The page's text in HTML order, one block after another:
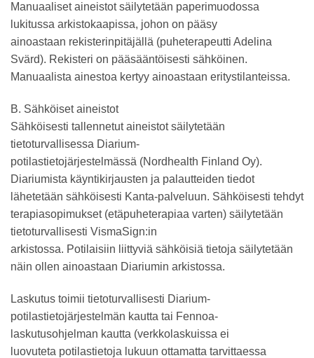
Manuaaliset aineistot säilytetään paperimuodossa
lukitussa arkistokaapissa, johon on pääsy
ainoastaan rekisterinpitäjällä (puheterapeutti Adelina
Svärd). Rekisteri on pääsääntöisesti sähköinen.
Manuaalista ainestoa kertyy ainoastaan eritystilanteissa.
B. Sähköiset aineistot
Sähköisesti tallennetut aineistot säilytetään
tietoturvallisessa Diarium-
potilastietojärjestelmässä (Nordhealth Finland Oy).
Diariumista käyntikirjausten ja palautteiden tiedot
lähetetään sähköisesti Kanta-palveluun. Sähköisesti tehdyt
terapiasopimukset (etäpuheterapiaa varten) säilytetään
tietoturvallisesti VismaSign:in
arkistossa. Potilaisiin liittyviä sähköisiä tietoja säilytetään
näin ollen ainoastaan Diariumin arkistossa.
Laskutus toimii tietoturvallisesti Diarium-
potilastietojärjestelmän kautta tai Fennoa-
laskutusohjelman kautta (verkkolaskuissa ei
luovuteta potilastietoja lukuun ottamatta tarvittaessa